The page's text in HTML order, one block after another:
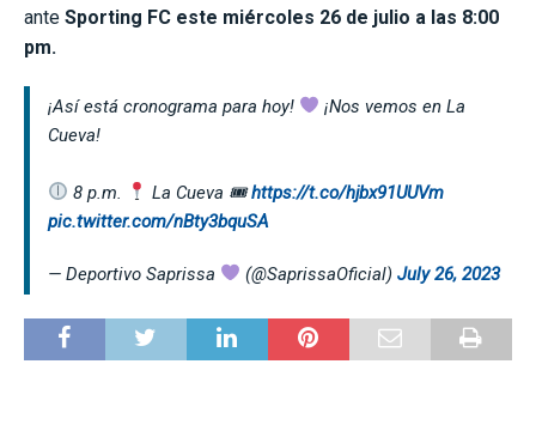
ante Sporting FC este miércoles 26 de julio a las 8:00
pm.
¡Así está cronograma para hoy!
¡Nos vemos en La
Cueva!
8 p.m. La Cueva 🎟https://t.co/hjbx91UUVm
pic.twitter.com/nBty3bquSA
— Deportivo Saprissa (@SaprissaOficial)July 26, 2023